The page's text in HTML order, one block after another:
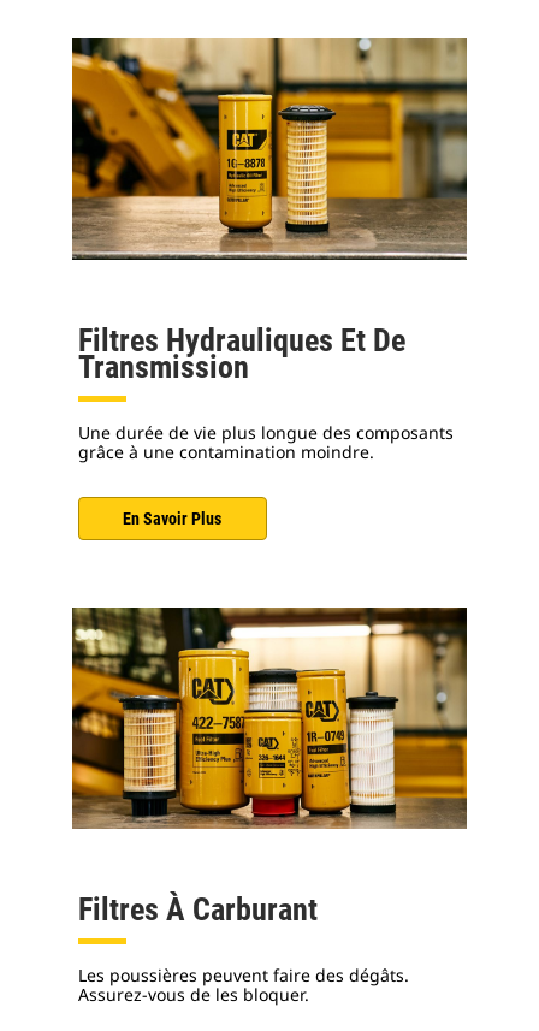
Filtres Hydrauliques Et De
Transmission
Une durée de vie plus longue des composants
grâce à une contamination moindre.
En Savoir Plus
Filtres À Carburant
Les poussières peuvent faire des dégâts.
Assurez-vous de les bloquer.